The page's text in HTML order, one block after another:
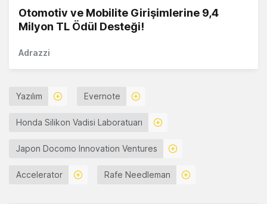
Otomotiv ve Mobilite Girişimlerine 9,4
Milyon TL Ödül Desteği!
Adrazzi
Yazılım Evernote
Honda Silikon Vadisi Laboratuarı
Japon Docomo Innovation Ventures
Accelerator Rafe Needleman